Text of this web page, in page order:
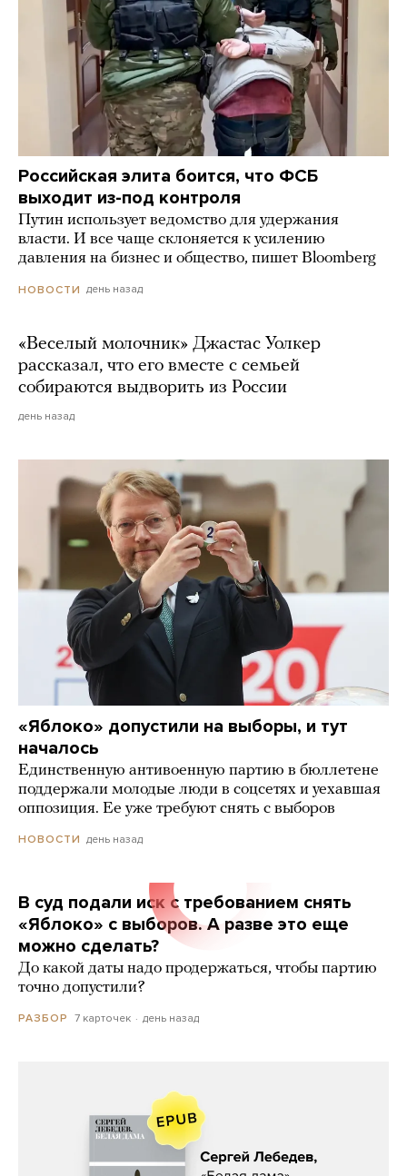
Российская элита боится, что ФСБ
выходит из-под контроля
Путин использует ведомство для удержания
власти. И все чаще склоняется к усилению
давления на бизнес и общество, пишет Bloomberg
НОВОСТИ день назад
«Веселый молочник» Джастас Уолкер
рассказал, что его вместе с семьей
собираются выдворить из России
день назад
«Яблоко» допустили на выборы, и тут
началось
Единственную антивоенную партию в бюллетене
поддержали молодые люди в соцсетях и уехавшая
оппозиция. Ее уже требуют снять с выборов
НОВОСТИ день назад
В суд подали иск с требованием снять
«Яблоко» с выборов. А разве это еще
можно сделать?
До какой даты надо продержаться, чтобы партию
точно допустили?
РАЗБОР 7 карточек день назад